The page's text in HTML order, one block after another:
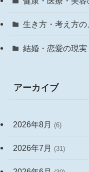
生き方・考え方の
結婚・恋愛の現実
アーカイブ
2026年8月 (6)
2026年7月 (31)